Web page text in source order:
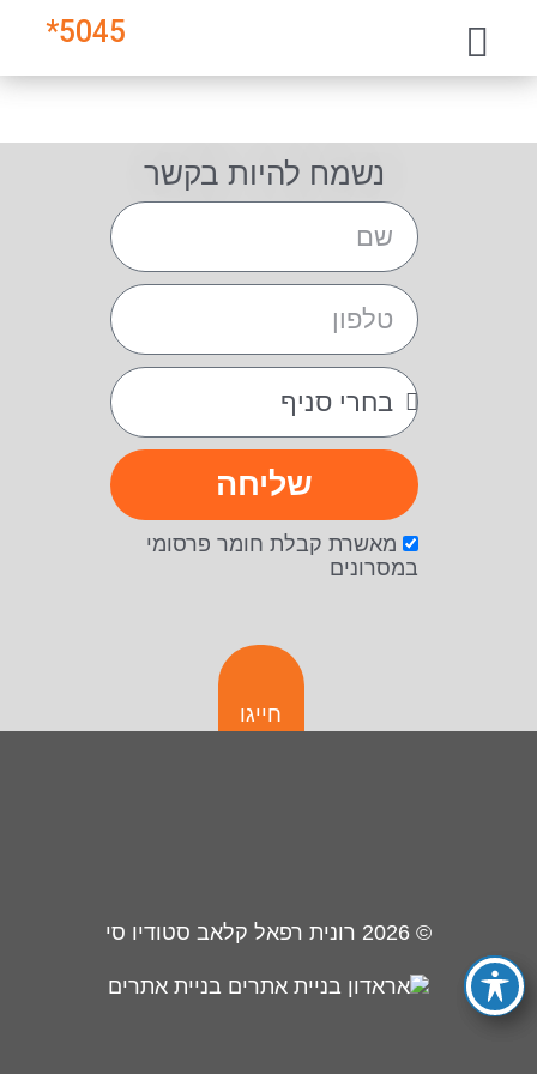
5045
*
נשמח להיות בקשר
מאשרת קבלת חומר פרסומי
במסרונים
שליחה
חייגו
© 2026 רונית רפאל קלאב סטודיו סי
בניית אתרים